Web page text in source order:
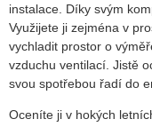
instalace. Díky svým
Využijete ji zejména v
vychladit prostor o
vzduchu ventilací. Jistě
svou spotřebou řadí do
Oceníte ji v hokých